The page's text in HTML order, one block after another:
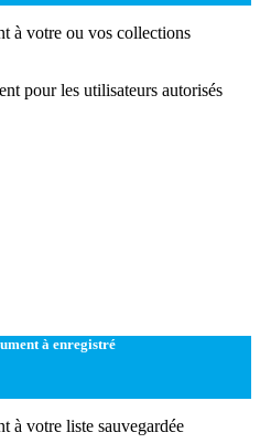
à votre ou vos collections
pour les utilisateurs autorisés
à enregistré
à votre liste sauvegardée